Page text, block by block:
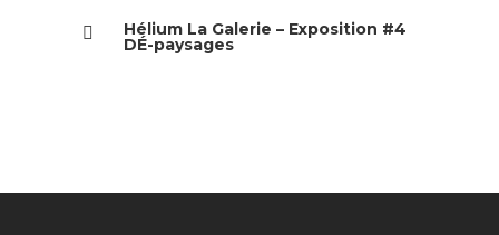
Hélium La Galerie – Exposition #4
DÉ-paysages